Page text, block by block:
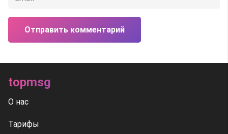
Отправить комментарий
topmsg
О нас
Тарифы